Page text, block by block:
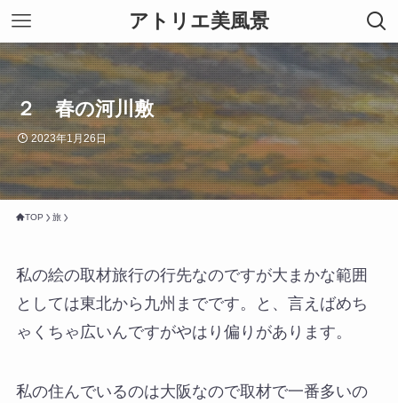
アトリエ美風景
２ 春の河川敷
2023年1月26日
TOP 旅
私の絵の取材旅行の行先なのですが大まかな範囲
としては東北から九州までです。と、言えばめち
ゃくちゃ広いんですがやはり偏りがあります。
私の住んでいるのは大阪なので取材で一番多いの